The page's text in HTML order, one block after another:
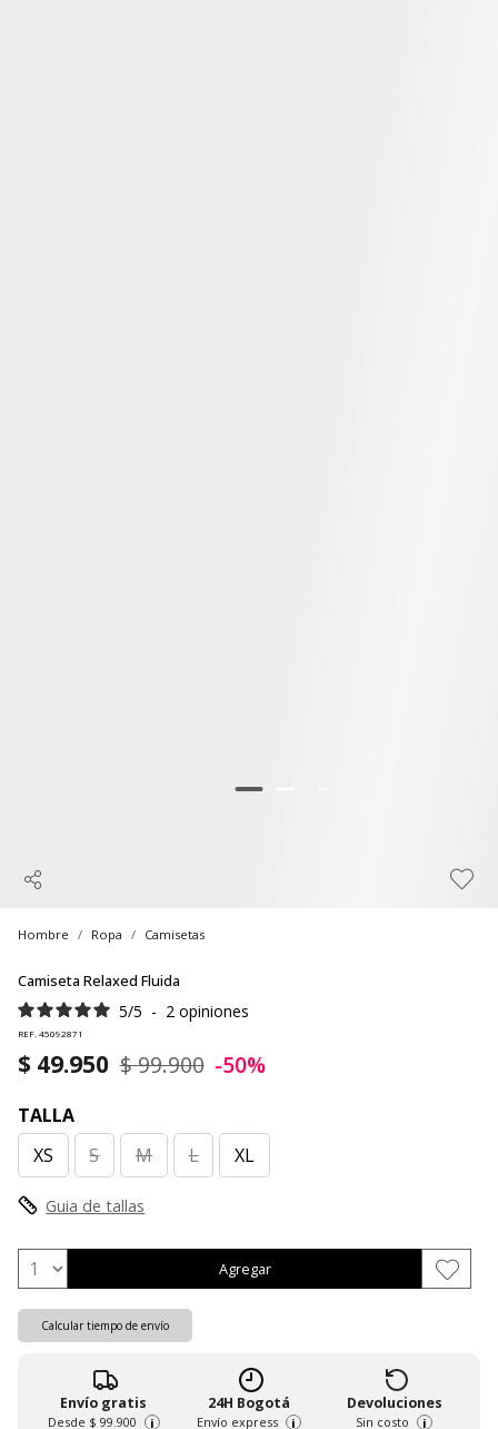
Hombre Ropa Camisetas
Camiseta Relaxed Fluida
5/5 - 2 opiniones
REF. 45092871
$ 49.950 $ 99.900 -50%
TALLA
XS
S M L XL
Guia de tallas
Agregar
Calcular tiempo de envío
Envío gratis
Desde $ 99.900 i
24H Bogotá
Envío express i
Devoluciones
Sin costo i